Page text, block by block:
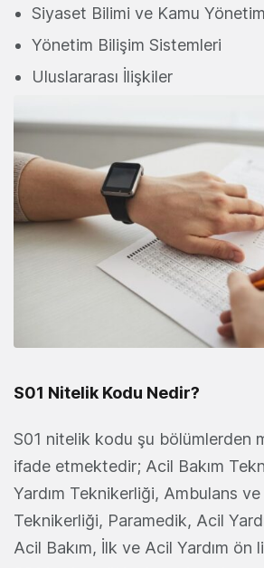
Siyaset Bilimi ve Kamu
Yönetim Bilişim Sistemleri
Uluslararası İlişkiler
S01 Nitelik Kodu Nedir?
S01 nitelik kodu şu bölümlerden
ifade etmektedir; Acil Bakım
Yardım Teknikerliği, Ambulans ve
Teknikerliği, Paramedik, Acil
Acil Bakım, İlk ve Acil Yardım ön